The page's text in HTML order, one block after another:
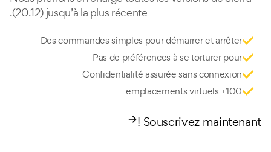
(20.12) jusqu’à la plus récente.
Des commandes simples pour démarrer et arrêter
Pas de préférences à se torturer pour
Confidentialité assurée sans connexion
100+ emplacements virtuels
Souscrivez maintenant !